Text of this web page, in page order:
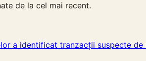
de la cel mai recent.
a identificat tranzacții suspecte